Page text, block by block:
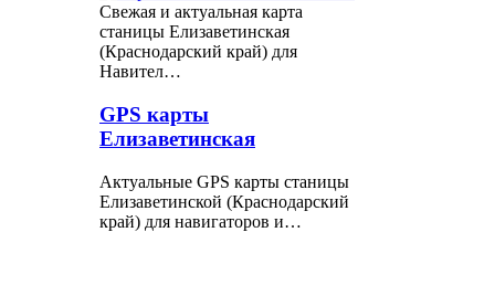
Свежая и актуальная карта
станицы Елизаветинская
(Краснодарский край) для
Навител…
GPS карты
Елизаветинская
Актуальные GPS карты станицы
Елизаветинской (Краснодарский
край) для навигаторов и…